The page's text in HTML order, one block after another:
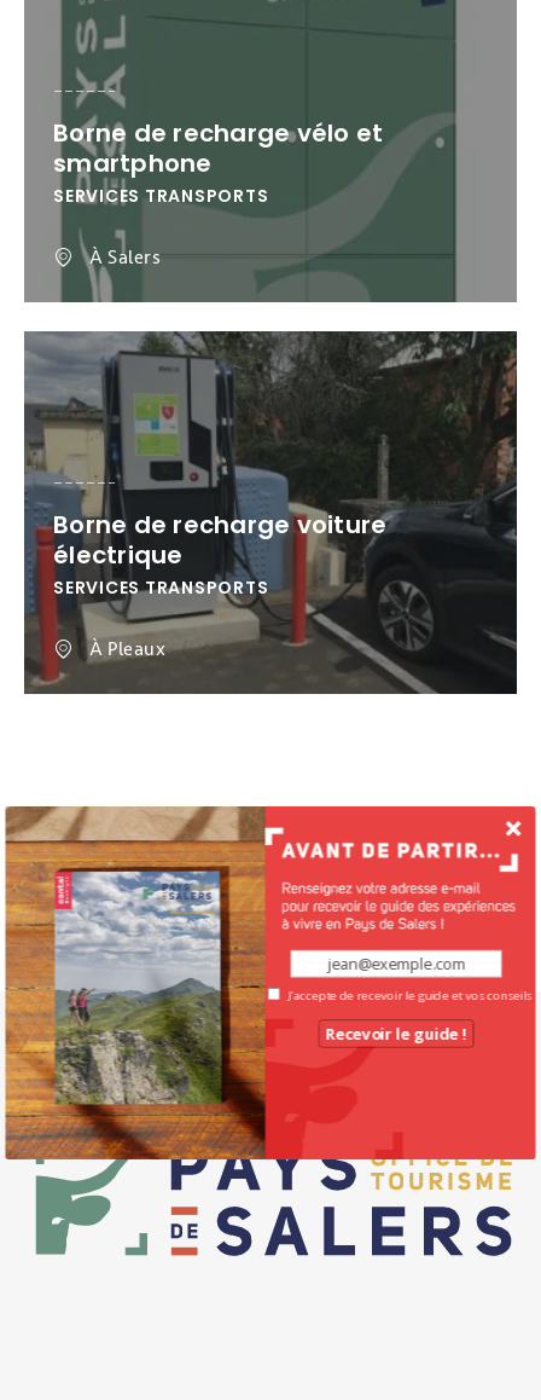
Borne de recharge vélo et
smartphone
SERVICES TRANSPORTS
À Salers
Borne de recharge voiture
électrique
SERVICES TRANSPORTS
À Pleaux
1 2
Recevoir le guide !
J'accepte de recevoir le guide et vos conseils